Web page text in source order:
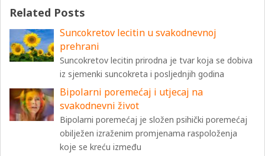
Related Posts
Suncokretov lecitin u svakodnevnoj
prehrani
Suncokretov lecitin prirodna je tvar koja se dobiva
iz sjemenki suncokreta i posljednjih godina
Bipolarni poremećaj i utjecaj na
svakodnevni život
Bipolarni poremećaj je složen psihički poremećaj
obilježen izraženim promjenama raspoloženja
koje se kreću između